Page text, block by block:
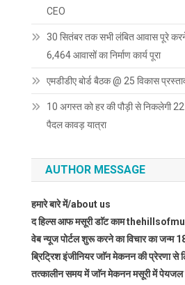
CEO
30 सितंबर तक सभी लंबित आवास पूरे
6,464 आवासों का निर्माण कार्य पूरा
एमडीडीए बोर्ड बैठक @ 25 विकास
10 अगस्त को हर की पौड़ी से निकलेगी 22
पैदल कावड़ यात्रा
AUTHOR MESSAGE
हमारे बारे में/about us
द हिल्स आफ मसूरी डाॅट काम
वेब न्यूज पोर्टल शुरू करने का विचार का जन्म
ब्रिट्रिश इंजीनियर जाॅन मेकनन की प्रेरणा से
तत्कालीन समय में जाॅन मेकनन मसूरी में पेयजल